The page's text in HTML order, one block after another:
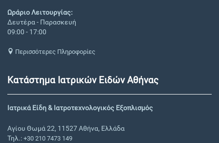
Ωράριο Λειτουργίας:
Δευτέρα - Παρασκευή
09:00 - 17:00
Περισσότερες Πληροφορίες
Κατάστημα Ιατρικών Ειδών Αθήνας
Ιατρικά Είδη & Ιατροτεχνολογικός Εξοπλισμός
Αγίου Θωμά 22, 11527 Αθήνα, Ελλάδα
Τηλ.: +30 210 7473 149